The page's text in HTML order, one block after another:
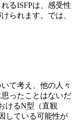
るISFPは、感受性
られます。では、
て考え、他の人々
ったことはないだ
けるN型（直観
している可能性が